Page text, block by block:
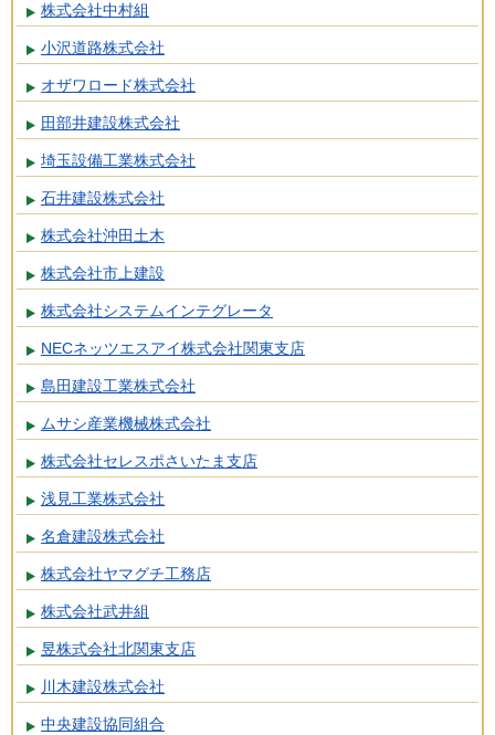
株式会社中村組
小沢道路株式会社
オザワロード株式会社
田部井建設株式会社
埼玉設備工業株式会社
石井建設株式会社
株式会社沖田土木
株式会社市上建設
株式会社システムインテグレータ
NECネッツエスアイ株式会社関東支店
島田建設工業株式会社
ムサシ産業機械株式会社
株式会社セレスポさいたま支店
浅見工業株式会社
名倉建設株式会社
株式会社ヤマグチ工務店
株式会社武井組
昱株式会社北関東支店
川木建設株式会社
中央建設協同組合